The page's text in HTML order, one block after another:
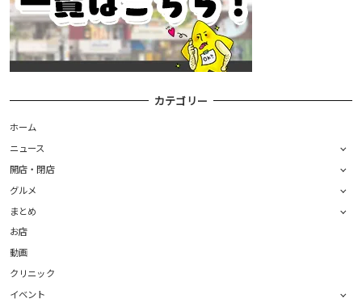
カテゴリー
ホーム
ニュース
開店・閉店
グルメ
まとめ
お店
動画
クリニック
イベント